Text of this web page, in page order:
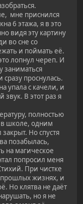
мне приснился
6 этажа, я в это
видя эту картину
во сне со
и поймать её.
лопнул череп. И
заниматься
проснулась.
упала с качели, и
В этот раз я
полностью
в школе, одним
Но спустя
позабылась,
на магическое
попросил меня
При чистке
жизнях, и
Но клятва не даёт
но я не